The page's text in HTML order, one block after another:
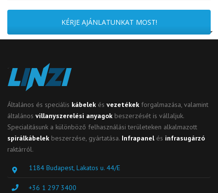
KÉRJE AJÁNLATUNKAT MOST!
Általános és speciális kábelek és vezetékek forgalmazása, valamint
általános villanyszerelési anyagok beszerzését is vállaljuk.
Specialitásunk a különböző felhasználási területeken alkalmazott
spirálkábelek beszerzése, gyártatása. Infrapanel és infrasugárzó
raktárról.
1184 Budapest, Lakatos u. 44/E
+36 1 297 3400